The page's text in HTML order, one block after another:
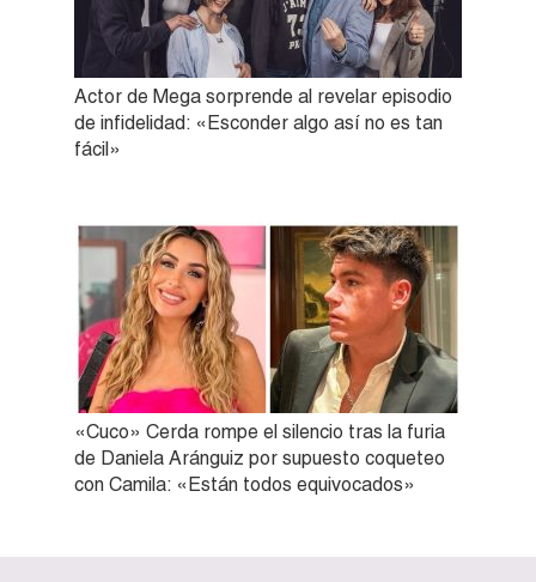
Actor de Mega sorprende al revelar episodio
de infidelidad: «Esconder algo así no es tan
fácil»
«Cuco» Cerda rompe el silencio tras la furia
de Daniela Aránguiz por supuesto coqueteo
con Camila: «Están todos equivocados»